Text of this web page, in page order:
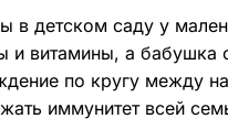
в детском саду у
и витамины, а
по кругу между
иммунитет всей